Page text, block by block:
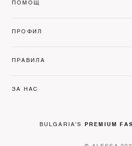
ПОМОЩ
ПРОФИЛ
ПРАВИЛА
ЗА НАС
BULGARIA'S PREMIUM